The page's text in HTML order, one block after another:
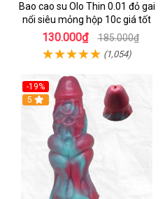
Bao cao su Olo Thin 0.01 đỏ gai
nổi siêu mỏng hộp 10c giá tốt
130.000₫ 185.000₫
(1,054)
-19%
5